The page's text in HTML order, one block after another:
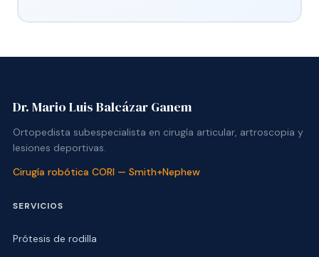
Dr. Mario Luis Balcázar Ganem
Ortopedista subespecialista en cirugía articular, artroscopia y
lesiones deportivas.
Cirugía robótica CORI — Smith+Nephew
SERVICIOS
Prótesis de rodilla